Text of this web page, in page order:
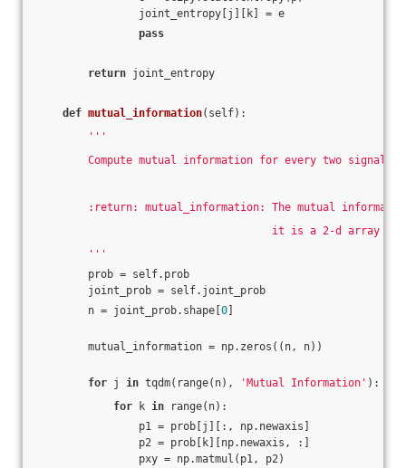
joint_entropy[j][k] = e
pass
return joint_entropy
def mutual_information(self) :
'''
Compute mutual information for every two signals
:return: mutual_information: The mutual information
it is a 2-d array
'''
prob = self.prob
joint_prob = self.joint_prob
n = joint_prob.shape[ 0
mutual_information = np.zeros((n, n))
for j in tqdm(range(n), 'Mutual Information' ):
for k in range(n):
p1 = prob[j][:, np.newaxis]
p2 = prob[k][np.newaxis, :]
pxy = np.matmul(p1, p2)